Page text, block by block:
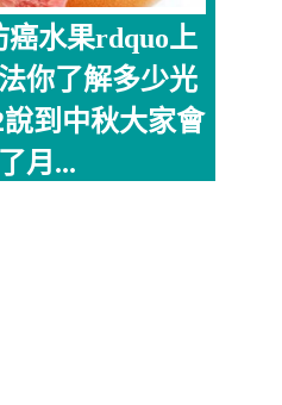
癌水果rdquo上
你了解多少光
說到中秋大家會
月...